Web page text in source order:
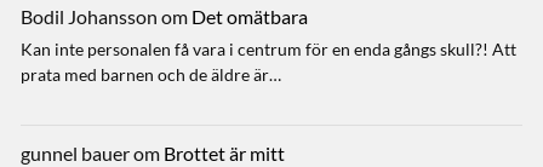
Bodil Johansson om Det omätbara
Kan inte personalen få vara i centrum för en enda gångs skull?! Att
prata med barnen och de äldre är…
gunnel bauerom Brottet är mitt